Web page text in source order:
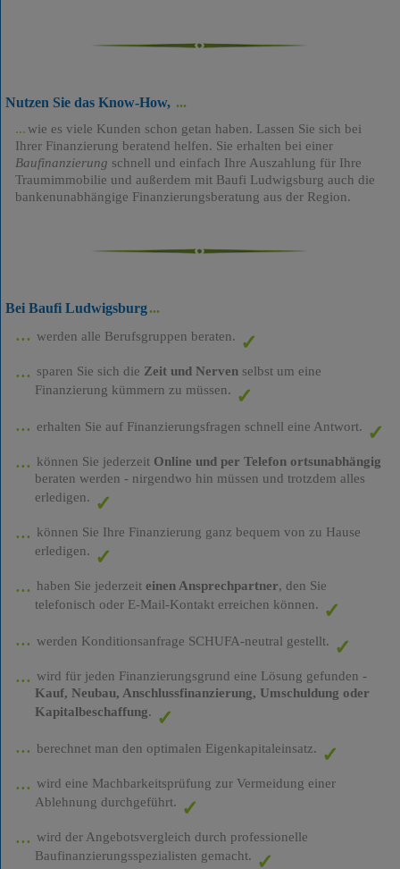
Nutzen Sie das Know-How,
wie es viele Kunden schon getan haben. Lassen Sie sich bei
Ihrer Finanzierung beratend helfen. Sie erhalten bei einer
Baufinanzierung schnell und einfach Ihre Auszahlung für Ihre
Traumimmobilie und außerdem mit Baufi Ludwigsburg auch die
bankenunabhängige Finanzierungsberatung aus der Region.
Bei Baufi Ludwigsburg
werden alle Berufsgruppen beraten.
sparen Sie sich die Zeit und Nervenselbst um eine
Finanzierung kümmern zu müssen.
erhalten Sie auf Finanzierungsfragen schnell eine Antwort.
können Sie jederzeit Online und per Telefon ortsunabhängig
beraten werden - nirgendwo hin müssen und trotzdem alles
erledigen.
können Sie Ihre Finanzierung ganz bequem von zu Hause
erledigen.
haben Sie jederzeit einen Ansprechpartner, den Sie
telefonisch oder E-Mail-Kontakt erreichen können.
werden Konditionsanfrage SCHUFA-neutral gestellt.
wird für jeden Finanzierungsgrund eine Lösung gefunden -
Kauf, Neubau, Anschlussfinanzierung, Umschuldung oder
Kapitalbeschaffung.
berechnet man den optimalen Eigenkapitaleinsatz.
wird eine Machbarkeitsprüfung zur Vermeidung einer
Ablehnung durchgeführt.
wird der Angebotsvergleich durch professionelle
Baufinanzierungsspezialisten gemacht.